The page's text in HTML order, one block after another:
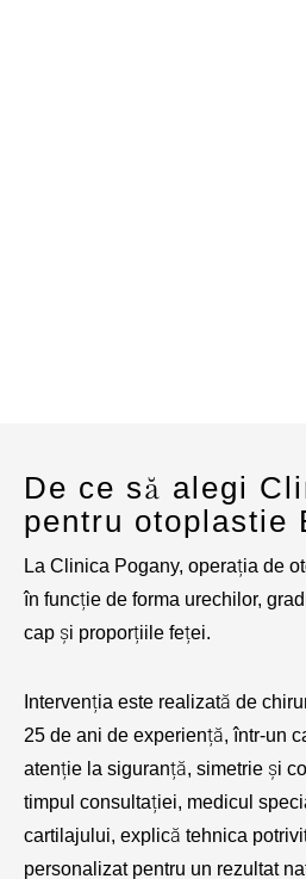
De ce să alegi
pentru otoplastie
La Clinica Pogany, operația de
în funcție de forma urechilor,
cap și proporțiile feței.
Intervenția este realizată de
25 de ani de experiență, într-un
atenție la siguranță, simetrie și
timpul consultației, medicul
cartilajului, explică tehnica
personalizat pentru un rezultat